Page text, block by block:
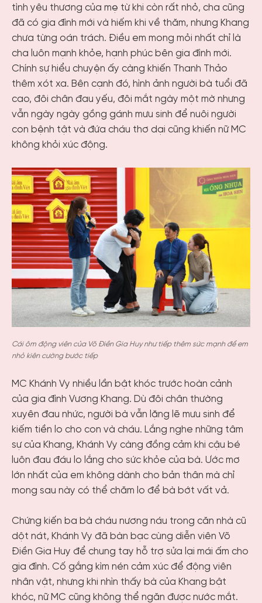
tình yêu thương của mẹ từ khi còn rất nhỏ, cha cũng
đã có gia đình mới và hiếm khi về thăm, nhưng Khang
chưa từng oán trách. Điều em mong mỏi nhất chỉ là
cha luôn mạnh khỏe, hạnh phúc bên gia đình mới.
Chính sự hiểu chuyện ấy càng khiến Thanh Thảo
thêm xót xa. Bên cạnh đó, hình ảnh người bà tuổi đã
cao, đôi chân đau yếu, đôi mắt ngày một mờ nhưng
vẫn ngày ngày gồng gánh mưu sinh để nuôi người
con bệnh tật và đứa cháu thơ dại cũng khiến nữ MC
không khỏi xúc động.
Cái ôm động viên của Võ Điền Gia Huy như tiếp thêm sức mạnh để em
nhỏ kiên cường bước tiếp
MC Khánh Vy nhiều lần bật khóc trước hoàn cảnh
của gia đình Vương Khang. Dù đôi chân thường
xuyên đau nhức, người bà vẫn lặng lẽ mưu sinh để
kiếm tiền lo cho con và cháu. Lắng nghe những tâm
sự của Khang, Khánh Vy càng đồng cảm khi cậu bé
luôn đau đáu lo lắng cho sức khỏe của bà. Ước mơ
lớn nhất của em không dành cho bản thân mà chỉ
mong sau này có thể chăm lo để bà bớt vất vả.
Chứng kiến ba bà cháu nương náu trong căn nhà cũ
dột nát, Khánh Vy đã bàn bạc cùng diễn viên Võ
Điền Gia Huy để chung tay hỗ trợ sửa lại mái ấm cho
gia đình. Cố gắng kìm nén cảm xúc để động viên
nhân vật, nhưng khi nhìn thấy bà của Khang bật
khóc, nữ MC cũng không thể ngăn được nước mắt.